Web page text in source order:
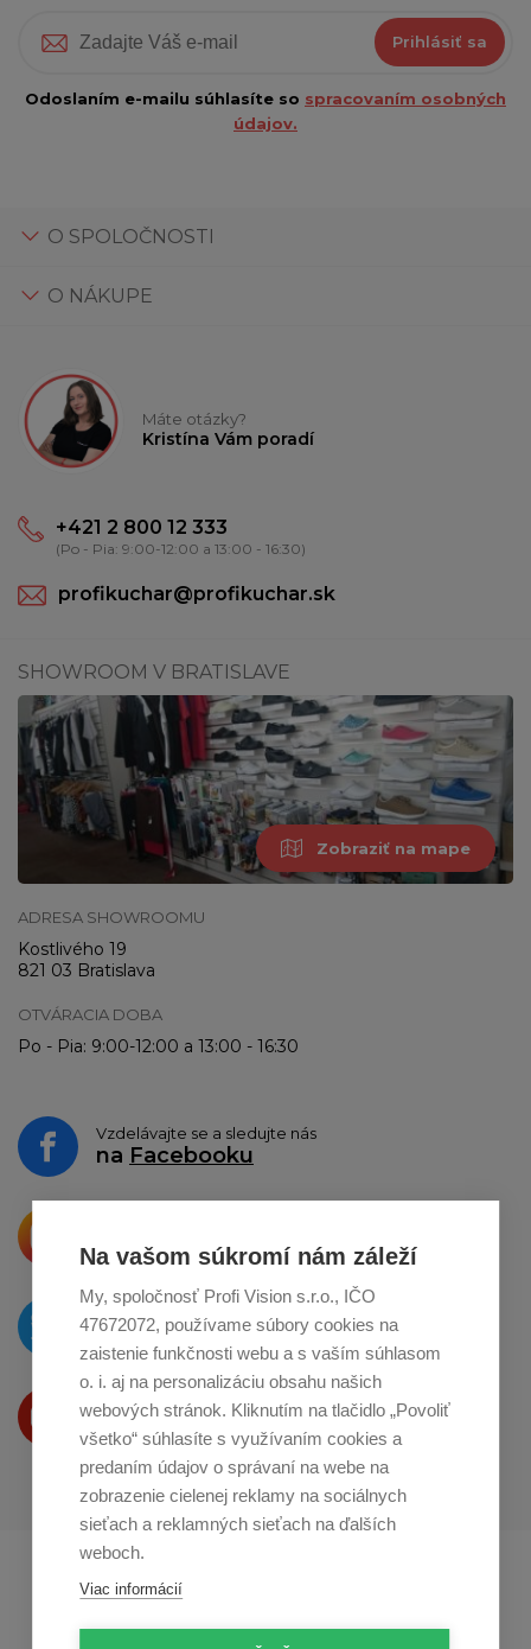
Na vašom súkromí nám záleží
My, spoločnosť Profi Vision s.r.o., IČO
47672072, používame súbory cookies na
zaistenie funkčnosti webu a s vaším súhlasom
o. i. aj na personalizáciu obsahu našich
webových stránok. Kliknutím na tlačidlo „Povoliť
všetko“ súhlasíte s využívaním cookies a
predaním údajov o správaní na webe na
zobrazenie cielenej reklamy na sociálnych
sieťach a reklamných sieťach na ďalších
weboch.
Viac informácií
Prihlásiť sa
Odoslaním e-mailu súhlasíte so spracovaním osobných
údajov.
O SPOLOČNOSTI
O NÁKUPE
Máte otázky?
Kristína Vám poradí
+421 2 800 12 333
(Po - Pia: 9:00-12:00 a 13:00 - 16:30)
profikuchar@profikuchar.sk
SHOWROOM V BRATISLAVE
Zobraziť na mape
ADRESA SHOWROOMU
Kostlivého 19
821 03 Bratislava
OTVÁRACIA DOBA
Po - Pia: 9:00-12:00 a 13:00 - 16:30
Vzdelávajte se a sledujte nás
na Facebooku
o zdieľanie naInstagrame
O novinkách píšeme
naTwitteri
Produkty Vám predstavujeme
na Youtube
Profikuchař.cz